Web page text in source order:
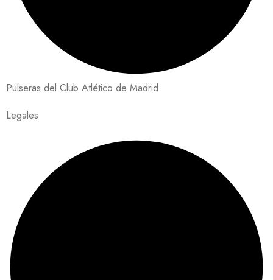
Pulseras del Club Atlético de Madrid
Legales